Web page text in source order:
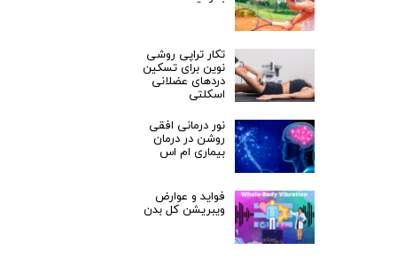
تکار تراپی روشی
نوین برای تسکین
دردهای عضلانی
اسکلتی
نور درمانی افقی
روشن در درمان
بیماری ام اس
فواید و عوارض
ویبریشن کل بدن